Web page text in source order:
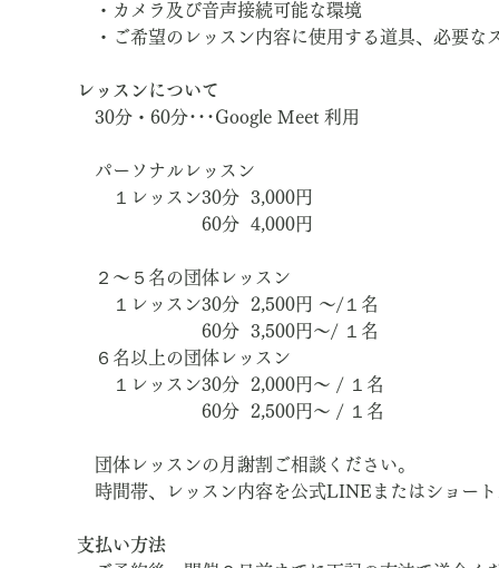
・カメラ及び音声接続可能な環境
・ご希望のレッスン内容に使用する道具、必要な
レッスンについて
30分・60分･･･Google Meet 利用
パーソナルレッスン
１レッスン30分  3,000円
60分  4,000円
２～５名の団体レッスン
１レッスン30分  2,500円 ～/１名
60分  3,500円～/ １名
６名以上の団体レッスン
１レッスン30分  2,000円～ / １名
60分  2,500円～ / １名
団体レッスンの月謝割ご相談ください。
時間帯、レッスン内容を公式LINEまたはショー
支払い方法